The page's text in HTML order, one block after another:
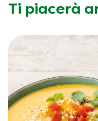
Ti piacerà